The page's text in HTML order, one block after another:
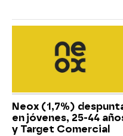
Neox (1,7%)
en jóvenes, 25-44
y Target Comercial